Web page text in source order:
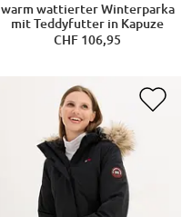
warm wattierter Winterparka
mit Teddyfutter in Kapuze
CHF 106,95